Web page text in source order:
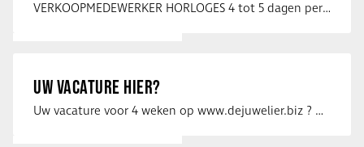
VERKOOPMEDEWERKER HORLOGES 4 tot 5 dagen per week Heb jij een passie voor …
UW VACATURE HIER?
Uw vacature voor 4 weken op www.dejuwelier.biz ? Neem dan contact op met …